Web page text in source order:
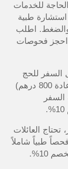
للخدمات
استشارة طبية
اطلب
احجز فحوصات
السفر للحج
إلزامية. احجز باقة فحوصات ما قبل الحج (عادة 800 درهم)
السفر
العائلات
طبياً شاملاً